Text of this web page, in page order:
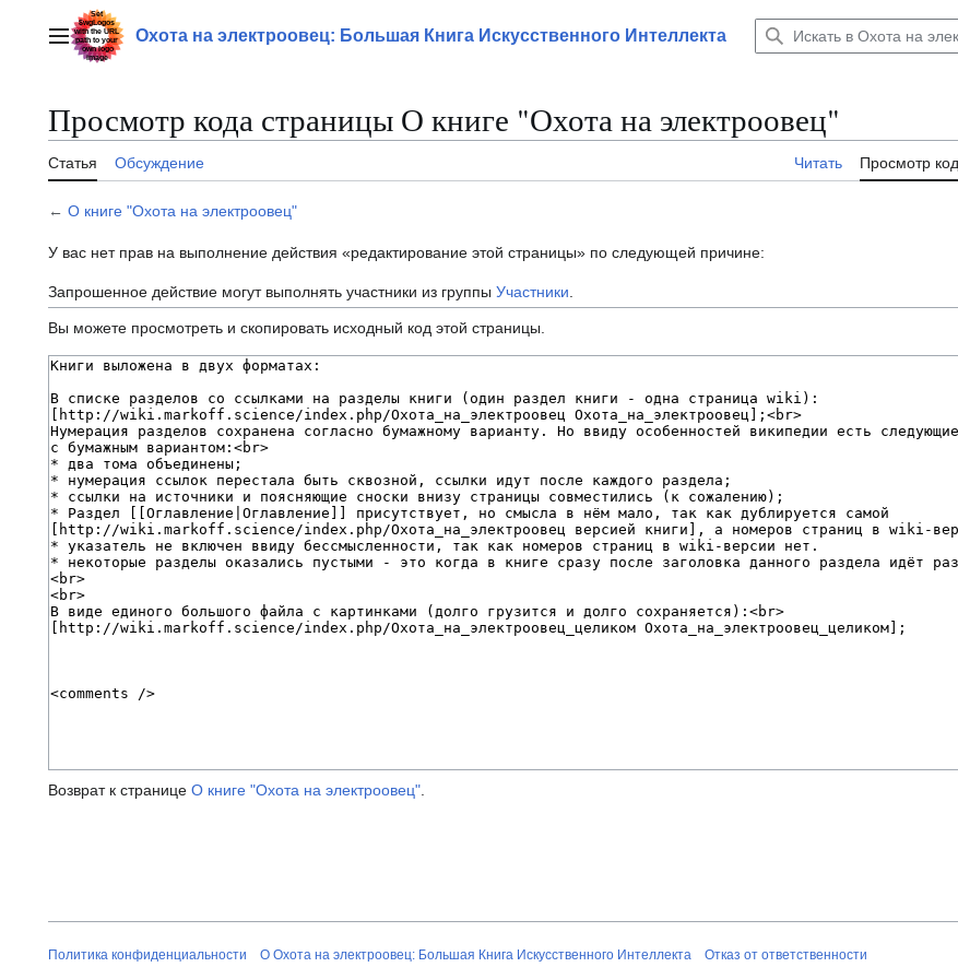
содержаниюГлавное менюОхота на электроовец: Большая Книга Искусственного Интеллекта
Просмотр кода страницы О книге "Охота на электроовец"
Статья Обсуждение Читать Просмотр
← О книге "Охота на электроовец"
У вас нет прав на выполнение действия «редактирование этой страницы» по следующей причине:
Запрошенное действие могут выполнять участники из группы Участники
Вы можете просмотреть и скопировать исходный код этой страницы.
Возврат к странице О книге "Охота на электроовец"
Политика конфиденциальности О Охота на электроовец: Большая Книга Искусственного Интеллекта Отказ от ответственности